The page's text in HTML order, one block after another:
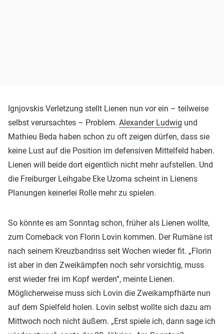
Ignjovskis Verletzung stellt Lienen nun vor ein – teilweise
selbst verursachtes – Problem. Alexander Ludwig und
Mathieu Beda haben schon zu oft zeigen dürfen, dass sie
keine Lust auf die Position im defensiven Mittelfeld haben.
Lienen will beide dort eigentlich nicht mehr aufstellen. Und
die Freiburger Leihgabe Eke Uzoma scheint in Lienens
Planungen keinerlei Rolle mehr zu spielen.
So könnte es am Sonntag schon, früher als Lienen wollte,
zum Comeback von Florin Lovin kommen. Der Rumäne ist
nach seinem Kreuzbandriss seit Wochen wieder fit. „Florin
ist aber in den Zweikämpfen noch sehr vorsichtig, muss
erst wieder frei im Kopf werden“, meinte Lienen.
Möglicherweise muss sich Lovin die Zweikampfhärte nun
auf dem Spielfeld holen. Lovin selbst wollte sich dazu am
Mittwoch noch nicht äußern. „Erst spiele ich, dann sage ich